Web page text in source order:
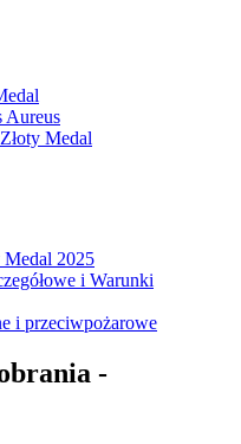
Aureus
Medal
Medal 2025
i Warunki
i przeciwpożarowe
-